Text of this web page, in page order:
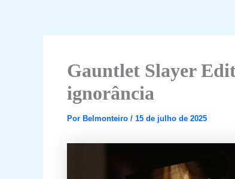
Gauntlet Slayer
ignorância
Por Belmonteiro / 15 de julho de 2025